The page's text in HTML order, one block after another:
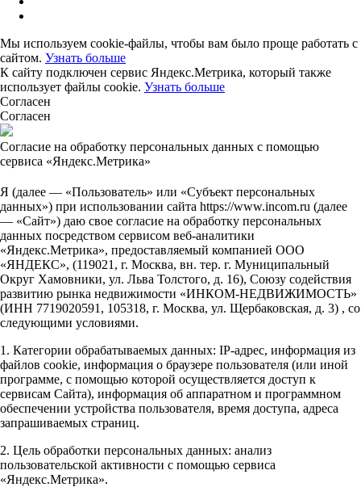
Мы используем cookie-файлы, чтобы вам было проще работать с
сайтом. Узнать больше
К сайту подключен сервис Яндекс.Метрика, который также
использует файлы cookie. Узнать больше
Согласен
Согласен
Согласие на обработку персональных данных с помощью
сервиса «Яндекс.Метрика»
Я (далее — «Пользователь» или «Субъект персональных
данных») при использовании сайта https://www.incom.ru (далее
— «Сайт») даю свое согласие на обработку персональных
данных посредством сервисом веб-аналитики
«Яндекс.Метрика», предоставляемый компанией ООО
«ЯНДЕКС», (119021, г. Москва, вн. тер. г. Муниципальный
Округ Хамовники, ул. Льва Толстого, д. 16), Союзу содействия
развитию рынка недвижимости «ИНКОМ-НЕДВИЖИМОСТЬ»
(ИНН 7719020591, 105318, г. Москва, ул. Щербаковская, д. 3) , со
следующими условиями.
1. Категории обрабатываемых данных: IP-адрес, информация из
файлов cookie, информация о браузере пользователя (или иной
программе, с помощью которой осуществляется доступ к
сервисам Сайта), информация об аппаратном и программном
обеспечении устройства пользователя, время доступа, адреса
запрашиваемых страниц.
2. Цель обработки персональных данных: анализ
пользовательской активности с помощью сервиса
«Яндекс.Метрика».